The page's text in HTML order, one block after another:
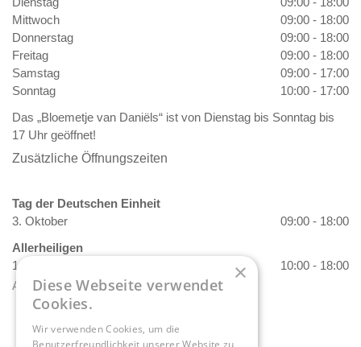
Mittwoch
09:00 - 18:00
Donnerstag
09:00 - 18:00
Freitag
09:00 - 18:00
Samstag
09:00 - 17:00
Sonntag
10:00 - 17:00
Das „Bloemetje van Daniëls“ ist von Dienstag bis Sonntag bis
17 Uhr geöffnet!
Zusätzliche Öffnungszeiten
Tag der Deutschen Einheit
3. Oktober
09:00 - 18:00
Allerheiligen
1. November
10:00 - 18:00
Alle Öffnungszeiten anzeigen
×
Diese Webseite verwendet
Cookies.
Wir verwenden Cookies, um die
Benutzerfreundlichkeit unserer Website zu